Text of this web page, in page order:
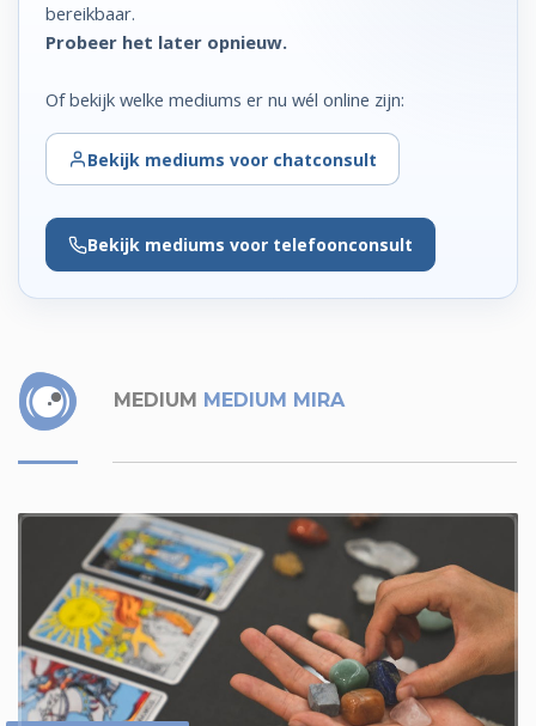
bereikbaar.
Probeer het later opnieuw.
Of bekijk welke mediums er nu wél online zijn:
Bekijk mediums voor chatconsult
Bekijk mediums voor telefoonconsult
MEDIUM MEDIUM MIRA